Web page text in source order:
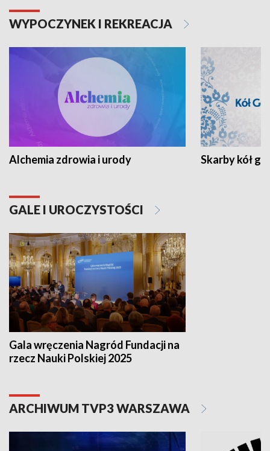
WYPOCZYNEK I REKREACJA
Alchemia zdrowia i urody Skarby kół
GALE I UROCZYSTOŚCI
Gala wręczenia Nagród Fundacji na
rzecz Nauki Polskiej 2025
ARCHIWUM TVP3 WARSZAWA